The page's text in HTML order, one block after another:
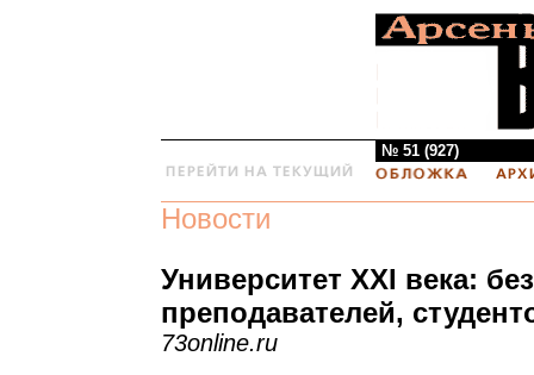
№ 51 (927)
Новости
Университет XXI века: без
преподавателей,
73online.ru